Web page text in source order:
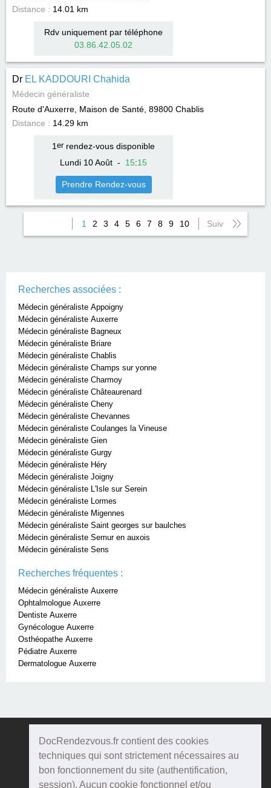
DocRendezvous.fr contient des cookies
techniques qui sont strictement nécessaires au
bon fonctionnement du site (authentification,
session). Aucun cookie fonctionnel et/ou
Distance : 14.01 km
Rdv uniquement par téléphone
03.86.42.05.02
Dr EL KADDOURI Chahida
Médecin généraliste
Route d'Auxerre, Maison de Santé, 89800 Chablis
Distance : 14.29 km
1 errendez-vous disponible
Lundi 10 Août - 15:15
Prendre Rendez-vous
1 2 3 4 5 6 7 8 9 10 Suiv
Recherches associées :
Médecin généraliste Appoigny
Médecin généraliste Auxerre
Médecin généraliste Bagneux
Médecin généraliste Briare
Médecin généraliste Chablis
Médecin généraliste Champs sur yonne
Médecin généraliste Charmoy
Médecin généraliste Châteaurenard
Médecin généraliste Cheny
Médecin généraliste Chevannes
Médecin généraliste Coulanges la Vineuse
Médecin généraliste Gien
Médecin généraliste Gurgy
Médecin généraliste Héry
Médecin généraliste Joigny
Médecin généraliste L'Isle sur Serein
Médecin généraliste Lormes
Médecin généraliste Migennes
Médecin généraliste Saint georges sur baulches
Médecin généraliste Semur en auxois
Médecin généraliste Sens
Recherches fréquentes :
Médecin généraliste Auxerre
Ophtalmologue Auxerre
Dentiste Auxerre
Gynécologue Auxerre
Osthéopathe Auxerre
Pédiatre Auxerre
Dermatologue Auxerre
DocRendezvous
Qui sommes-nous ?